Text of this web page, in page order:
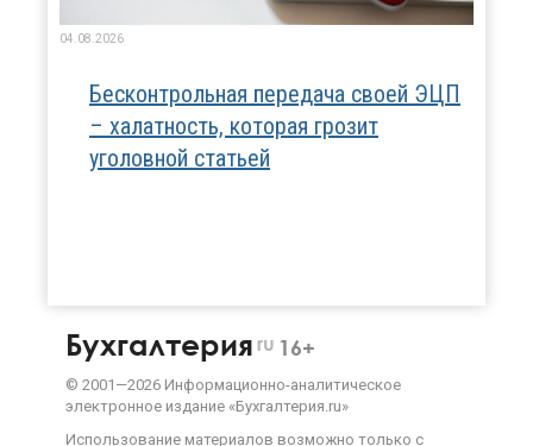
04.08.2026
Бесконтрольная передача своей ЭЦП
– халатность, которая грозит
уголовной статьей
Бухгалтерия ru 16+
© 2001—2026 Информационно-аналитическое
электронное издание «Бухгалтерия.ru»
Использование материалов возможно только с